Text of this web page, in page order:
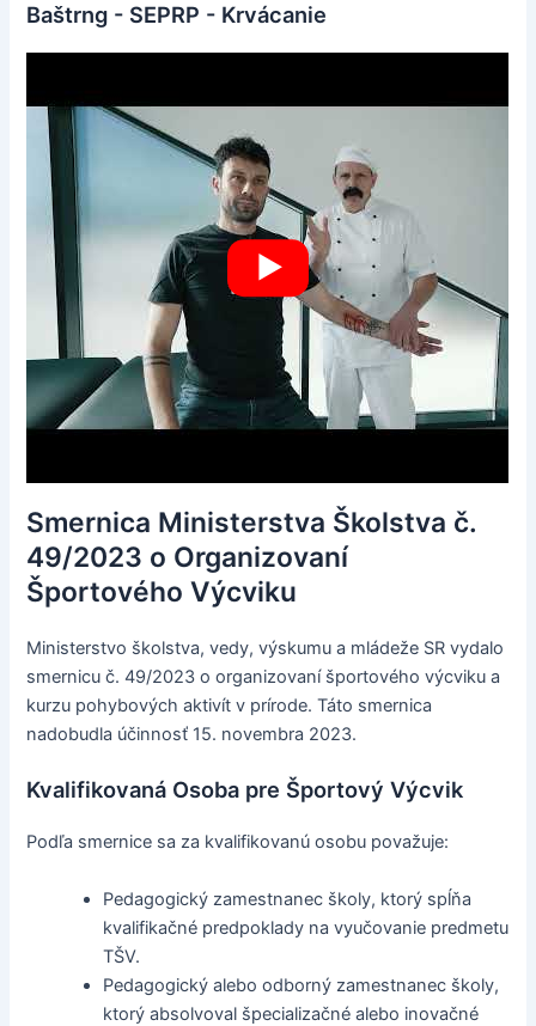
Baštrng - SEPRP - Krvácanie
Smernica Ministerstva Školstva č.
49/2023 o Organizovaní
Športového Výcviku
Ministerstvo školstva, vedy, výskumu a mládeže SR vydalo
smernicu č. 49/2023 o organizovaní športového výcviku a
kurzu pohybových aktivít v prírode. Táto smernica
nadobudla účinnosť 15. novembra 2023.
Kvalifikovaná Osoba pre Športový Výcvik
Podľa smernice sa za kvalifikovanú osobu považuje:
Pedagogický zamestnanec školy, ktorý spĺňa
kvalifikačné predpoklady na vyučovanie predmetu
TŠV.
Pedagogický alebo odborný zamestnanec školy,
ktorý absolvoval špecializačné alebo inovačné